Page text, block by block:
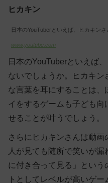
ヒカキン
日本のYouTuberといえば、ヒカキンさ
www.youtube.com
日本のYouTuberといえば
ないでしょうか。ヒカキ
な言葉を耳にすることは、
イをするゲームも子ども向
せることが叶うでしょう。
さらにヒカキンさんは動
人が見ても随所で笑いが
に付き合って見る」とい
トとしてレベルが高いゲー